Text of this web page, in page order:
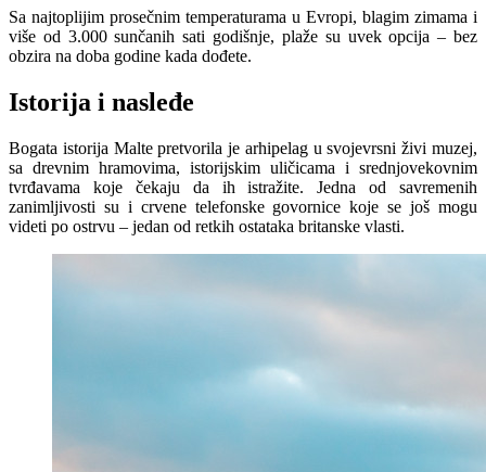
Sa najtoplijim prosečnim temperaturama u Evropi, blagim zimama i
više od 3.000 sunčanih sati godišnje, plaže su uvek opcija – bez
obzira na doba godine kada dođete.
Istorija i nasleđe
Bogata istorija Malte pretvorila je arhipelag u svojevrsni živi muzej,
sa drevnim hramovima, istorijskim uličicama i srednjovekovnim
tvrđavama koje čekaju da ih istražite. Jedna od savremenih
zanimljivosti su i crvene telefonske govornice koje se još mogu
videti po ostrvu – jedan od retkih ostataka britanske vlasti.